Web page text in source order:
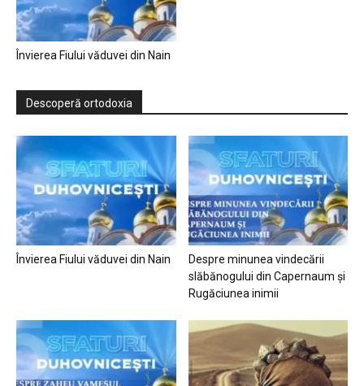
Învierea Fiului văduvei din Nain
Descoperă ortodoxia
Învierea Fiului văduvei din Nain
Despre minunea vindecării
slăbănogului din Capernaum și
Rugăciunea inimii